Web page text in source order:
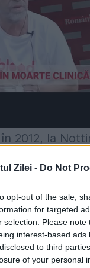
Zilei - Do Not
opt-out of the sale,
for targeted
selection. Please
interest-based
to third
of your personal
2012, la
IBF la
retragă din
mea
în box, dar